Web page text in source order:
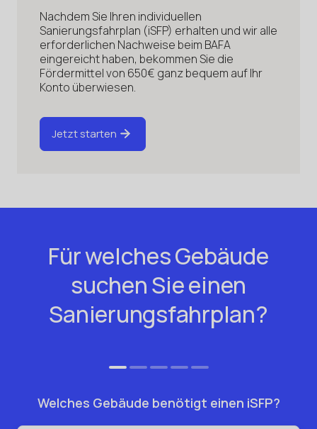
Nachdem Sie Ihren individuellen
Sanierungsfahrplan (iSFP) erhalten und wir alle
erforderlichen Nachweise beim BAFA
eingereicht haben, bekommen Sie die
Fördermittel von 650€ ganz bequem auf Ihr
Konto überwiesen.
Jetzt starten
Für welches Gebäude
suchen Sie einen
Sanierungsfahrplan?